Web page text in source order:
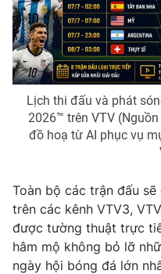
Nhân vật
Khán giả
Giải sao mai
Điện ảnh
Âm nhạc
Sao
Đời sống
Du lịch
Làm đẹp
Chất lượng cuộc sống
Giáo dục
Tuyển sinh
Học trực tuyến
Công nghệ
Hitech Công nghệ
Thị trường
Tư vấn
Lịch phát sóng
Chuyên mục khác
Lịch thi đấu và phát
2026™ trên VTV (Nguồn
đồ hoạ từ AI phục vụ
Toàn bộ các trận đấu
trên các kênh VTV3,
được tường thuật trực
hâm mộ không bỏ lỡ
ngày hội bóng đá lớn